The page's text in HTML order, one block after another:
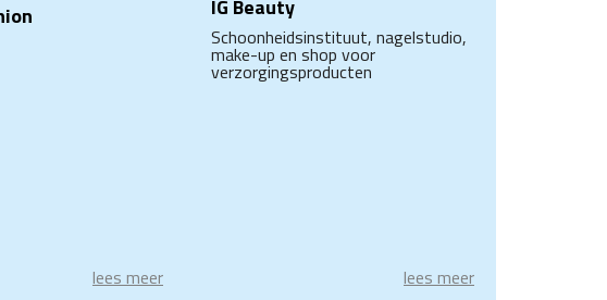
lees meer
IG Beauty
Schoonheidsinstituut, nagelstudio,
make-up en shop voor
verzorgingsproducten
lees meer